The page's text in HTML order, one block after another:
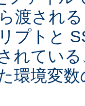
渡され
プトと
れてい
環境変